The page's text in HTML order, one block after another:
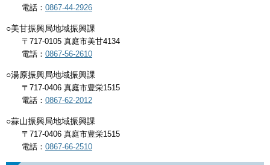
電話： 0867-44-2926
○美甘振興局地域振興課
〒717-0105 真庭市美甘4134
電話： 0867-56-2610
○湯原振興局地域振興課
〒717-0406 真庭市豊栄1515
電話： 0867-62-2012
○蒜山振興局地域振興課
〒717-0406 真庭市豊栄1515
電話： 0867-66-2510